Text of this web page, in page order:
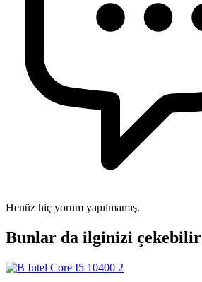
Henüz hiç yorum yapılmamış.
Bunlar da ilginizi çekebilir